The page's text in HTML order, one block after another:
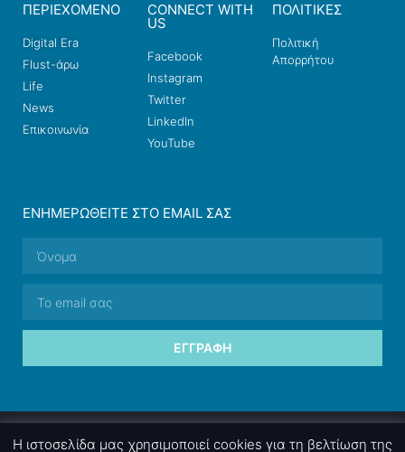
ΠΕΡΙΕΧΟΜΕΝΟ
Digital Era
Flust-άρω
Life
News
Επικοινωνία
CONNECT WITH
US
Facebook
Instagram
Twitter
LinkedIn
YouTube
ΠΟΛΙΤΙΚΕΣ
Πολιτική
Απορρήτου
ΕΝΗΜΕΡΩΘΕΊΤΕ ΣΤΟ EMAIL ΣΑΣ
ΕΓΓΡΑΦΉ
Η ιστοσελίδα μας χρησιμοποιεί cookies για τη βελτίωση της